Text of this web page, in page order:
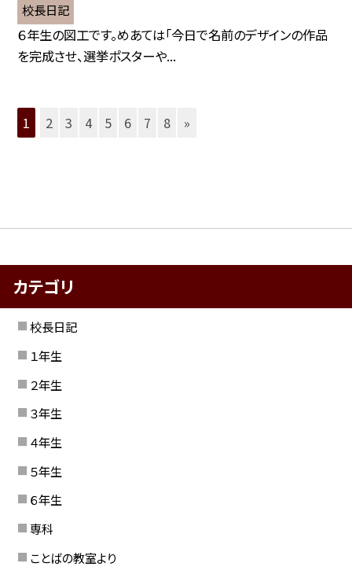
校長日記
６年生の図工です。めあては「今日で名前のデザインの作品
を完成させ、選挙ポスターや...
1 2 3 4 5 6 7 8 »
カテゴリ
校長日記
１年生
２年生
３年生
４年生
５年生
６年生
専科
ことばの教室より